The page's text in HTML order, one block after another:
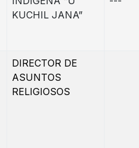
KUCHIL JANA”
DIRECTOR DE
ASUNTOS
RELIGIOSOS